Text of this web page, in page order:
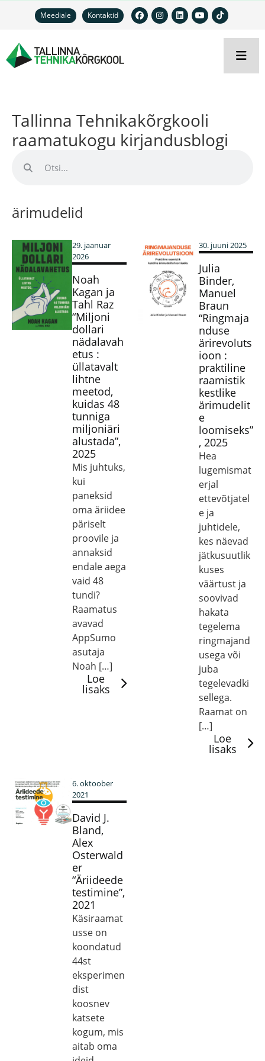
Meediale Kontaktid
Tallinna Tehnikakõrgkooli
raamatukogu kirjandusblogi
ärimudelid
29. jaanuar
2026
Noah
Kagan ja
Tahl Raz
“Miljoni
dollari
nädalavah
etus :
üllatavalt
lihtne
meetod,
kuidas 48
tunniga
miljoniäri
alustada”,
2025
Mis juhtuks,
kui
paneksid
oma äriidee
päriselt
proovile ja
annaksid
endale aega
vaid 48
tundi?
Raamatus
avavad
AppSumo
asutaja
Noah […]
Loe
lisaks
30. juuni 2025
Julia
Binder,
Manuel
Braun
“Ringmaja
nduse
ärirevoluts
ioon :
praktiline
raamistik
kestlike
ärimudelit
e
loomiseks”
, 2025
Hea
lugemismat
erjal
ettevõtjatel
e ja
juhtidele,
kes näevad
jätkusuutlik
kuses
väärtust ja
soovivad
hakata
tegelema
ringmajand
usega või
juba
tegelevadki
sellega.
Raamat on
[…]
Loe
lisaks
6. oktoober
2021
David J.
Bland,
Alex
Osterwald
er
“Äriideede
testimine”,
2021
Käsiraamat
usse on
koondatud
44st
eksperimen
dist
koosnev
katsete
kogum, mis
aitab oma